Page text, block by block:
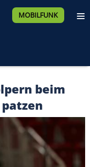
MOBILFUNK
beim